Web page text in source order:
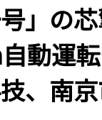
」の
動運
、南